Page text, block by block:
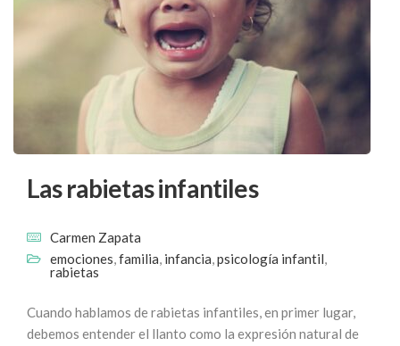
Las rabietas infantiles
Carmen Zapata
emociones,familia, infancia,psicología infantil,
rabietas
Cuando hablamos de rabietas infantiles, en primer lugar,
debemos entender el llanto como la expresión natural de